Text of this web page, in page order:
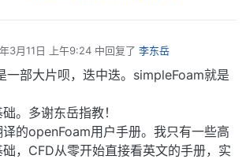
3月11日 上午9:24 中回复了 李东岳
辑
一部大片呗，迭中迭。simpleFoam就是
。多谢东岳指教！
的openFoam用户手册。我只有一些高
，CFD从零开始直接看英文的手册，实